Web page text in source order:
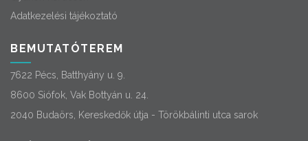
Adatkezelési tájékoztató
BEMUTATÓTEREM
7622 Pécs, Batthyány u. 9.
8600 Siófok, Vak Bottyán u. 24.
2040 Budaörs, Kereskedők útja - Törökbálinti utca sarok